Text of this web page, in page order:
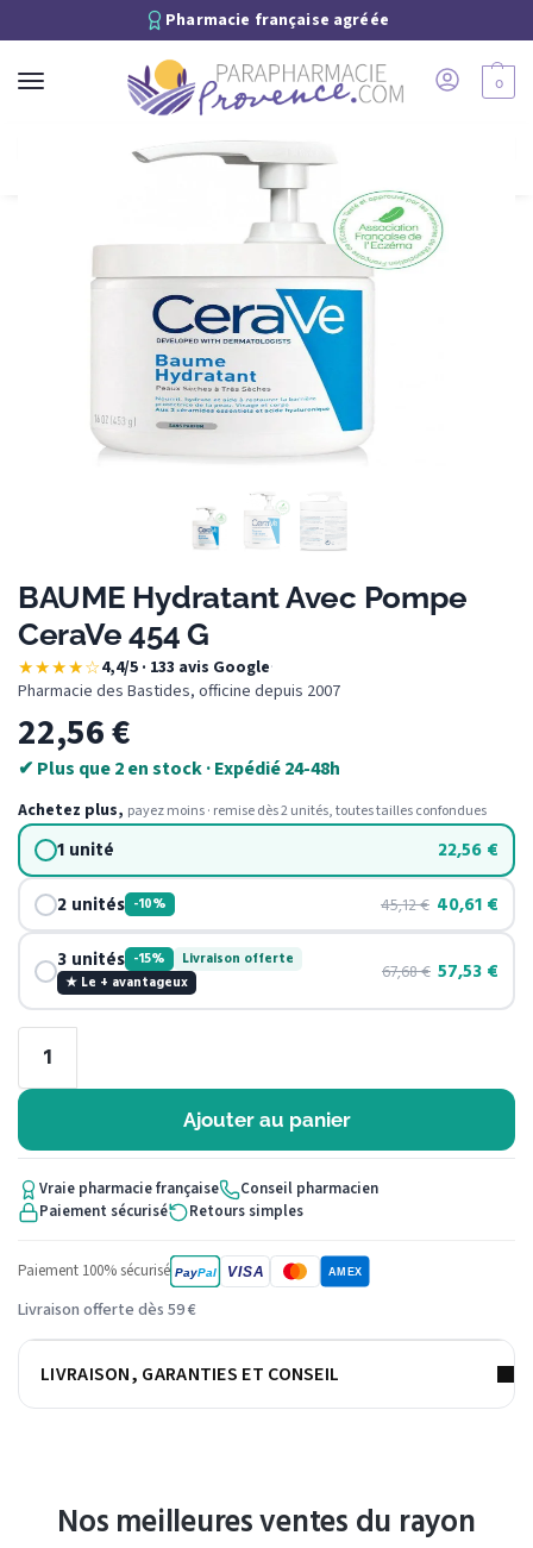
Pharmacie française agréée
0
BAUME Hydratant Avec Pompe
CeraVe 454 G
★★★★☆4,4/5 · 133 avis Google·
Pharmacie des Bastides, officine depuis 2007
22,56€
✔ Plus que 2 en stock · Expédié 24-48h
Achetez plus, payez moins · remise dès 2 unités, toutes tailles confondues
1 unité 22,56 €
2 unités -10% 45,12€ 40,61 €
3 unités -15%
Livraison offerte
★ Le + avantageux
67,68€ 57,53 €
Ajouter au panier
Vraie pharmacie française
Conseil pharmacien
Paiement sécurisé
Retours simples
Paiement 100% sécurisé PayPal VISA AMEX
Livraison offerte dès 59 €
LIVRAISON, GARANTIES ET CONSEIL
Nos meilleures ventes du rayon